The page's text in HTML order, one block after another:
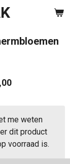
me weten
dit product
voorraad is.